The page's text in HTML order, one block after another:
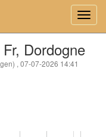
Dordogne
, 07-07-2026 14:41